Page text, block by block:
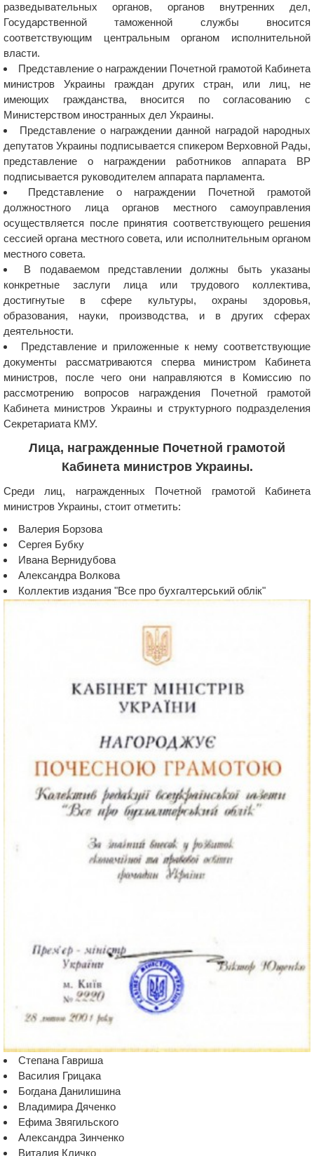
разведывательных органов, органов внутренних дел,
Государственной таможенной службы вносится
соответствующим центральным органом исполнительной
власти.
Представление о награждении Почетной грамотой Кабинета
министров Украины граждан других стран, или лиц, не
имеющих гражданства, вносится по согласованию с
Министерством иностранных дел Украины.
Представление о награждении данной наградой народных
депутатов Украины подписывается спикером Верховной Рады,
представление о награждении работников аппарата ВР
подписывается руководителем аппарата парламента.
Представление о награждении Почетной грамотой
должностного лица органов местного самоуправления
осуществляется после принятия соответствующего решения
сессией органа местного совета, или исполнительным органом
местного совета.
В подаваемом представлении должны быть указаны
конкретные заслуги лица или трудового коллектива,
достигнутые в сфере культуры, охраны здоровья,
образования, науки, производства, и в других сферах
деятельности.
Представление и приложенные к нему соответствующие
документы рассматриваются сперва министром Кабинета
министров, после чего они направляются в Комиссию по
рассмотрению вопросов награждения Почетной грамотой
Кабинета министров Украины и структурного подразделения
Секретариата КМУ.
Лица, награжденные Почетной грамотой
Кабинета министров Украины.
Среди лиц, награжденных Почетной грамотой Кабинета
министров Украины, стоит отметить:
Валерия Борзова
Сергея Бубку
Ивана Вернидубова
Александра Волкова
Коллектив издания "Все про бухгалтерський облік"
Степана Гавриша
Василия Грицака
Богдана Данилишина
Владимира Дяченко
Ефима Звягильского
Александра Зинченко
Виталия Кличко